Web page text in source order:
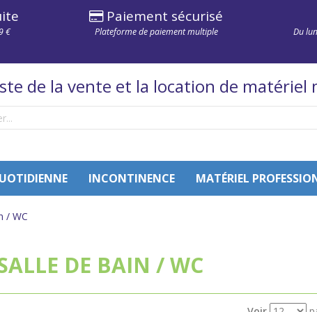
€
Paiement sécurisé
Plateforme de paiement multiple Du
de la vente et la location de matériel
INCONTINENCE MATÉRIEL
/ WC
DE BAIN / WC